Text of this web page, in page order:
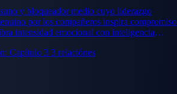
y bloqueador medio cuyo liderazgo
por los compañeros inspira compromiso
intensidad emocional con inteligencia
Capítulo 3 3 relaciónes